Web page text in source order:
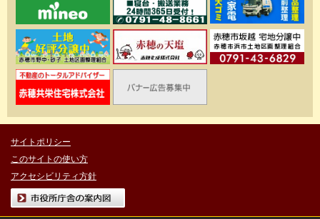
サイトポリシー
このサイトの使い方
アクセシビリティ方針
市役所庁舎の案内図